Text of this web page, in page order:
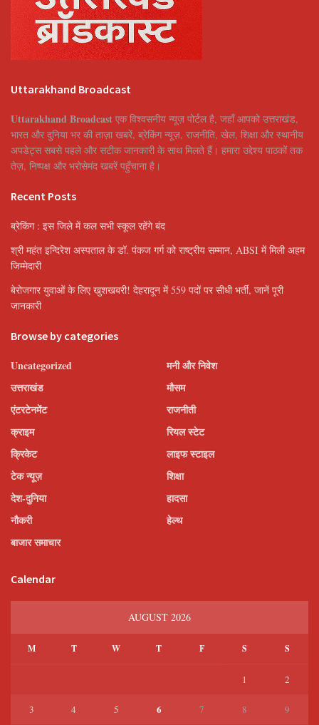
Uttarakhand Broadcast
Uttarakhand Broadcast एक विश्वसनीय न्यूज़ पोर्टल है, जहाँ आपको उत्तराखंड,
भारत और दुनिया भर की ताज़ा खबरें, ब्रेकिंग न्यूज़, राजनीति, खेल, शिक्षा और स्थानीय
अपडेट्स सबसे पहले और सटीक जानकारी के साथ मिलते हैं। हमारा उद्देश्य पाठकों तक
तेज़, निष्पक्ष और भरोसेमंद खबरें पहुँचाना है।
Recent Posts
ब्रेकिंग : इस जिले में कल सभी स्कूल रहेंगे बंद
श्री महंत इन्दिरेश अस्पताल के डॉ. पंकज गर्ग को राष्ट्रीय सम्मान, ABSI में मिली अहम
जिम्मेदारी
बेरोजगार युवाओं के लिए खुशखबरी! देहरादून में 559 पदों पर सीधी भर्ती, जानें पूरी
जानकारी
Browse by categories
Uncategorized
उत्तराखंड
एंटरटेनमेंट
क्राइम
क्रिकेट
टेक न्यूज़
देश-दुनिया
नौकरी
बाजार समाचार
मनी और निवेश
मौसम
राजनीती
रियल स्टेट
लाइफ स्टाइल
शिक्षा
हादसा
हेल्थ
Calendar
AUGUST 2026
M T W T F S S
1 2
3 4 5 6 7 8 9